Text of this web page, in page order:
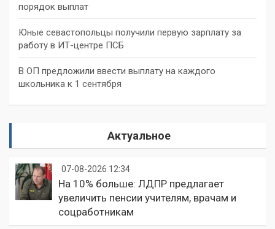
порядок выплат
Юные севастопольцы получили первую зарплату за
работу в ИТ-центре ПСБ
В ОП предложили ввести выплату на каждого
школьника к 1 сентября
Актуальное
07-08-2026 12:34
На 10% больше: ЛДПР предлагает
увеличить пенсии учителям, врачам и
соцработникам